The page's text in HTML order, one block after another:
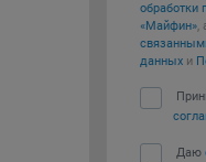
обработки
«Майфин»,
данных и
Даю